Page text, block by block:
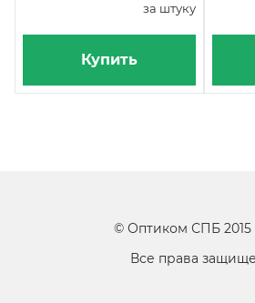
за штуку
Купить
© Оптиком СПБ 2015
Все права